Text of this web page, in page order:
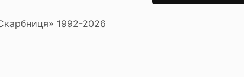
1992-2026